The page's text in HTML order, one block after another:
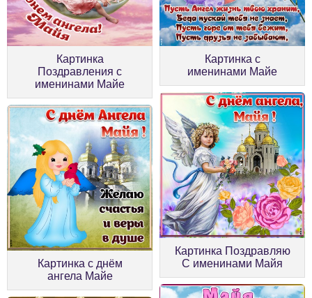
Картинка
Поздравления с
именинами Майе
Картинка с
именинами Майе
Картинка с днём
ангела Майе
Картинка Поздравляю
С именинами Майя